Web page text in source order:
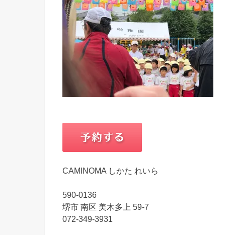
CAMINOMA しかた れいら
590-0136
堺市 南区 美木多上 59-7
072-349-3931